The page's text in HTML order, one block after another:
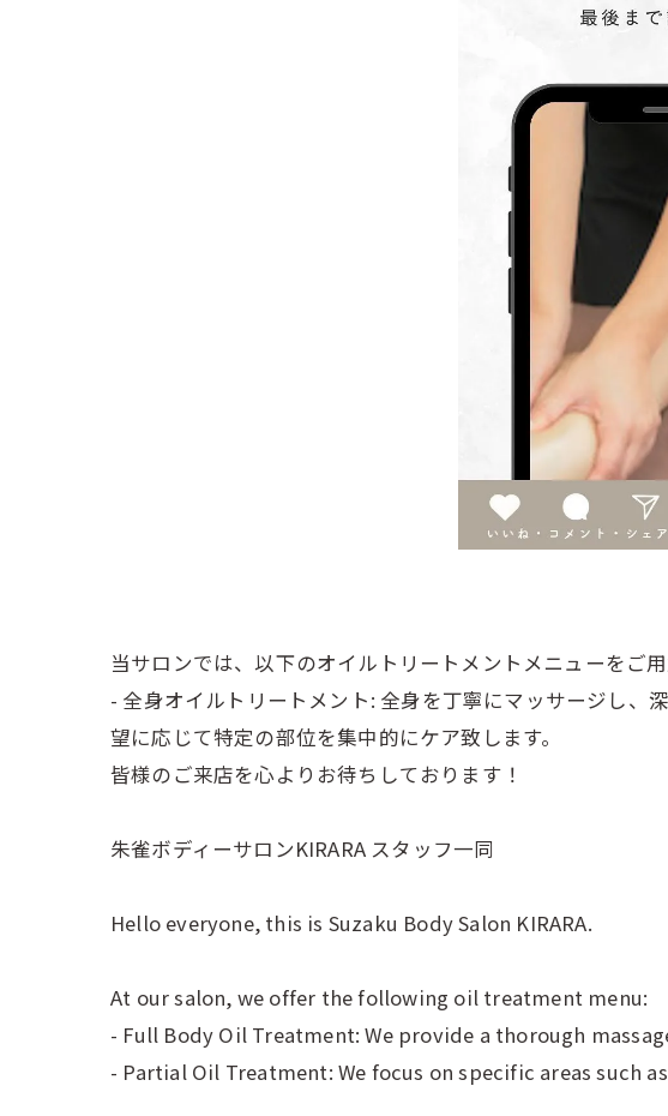
当サロンでは、以下のオイルトリートメントメニューをご用
- 全身オイルトリートメント: 全身を丁寧にマッサージし、
望に応じて特定の部位を集中的にケア致します。
皆様のご来店を心よりお待ちしております！
朱雀ボディーサロンKIRARA スタッフ一同
Hello everyone, this is Suzaku Body Salon KIRARA.
At our salon, we offer the following oil treatment menu:
- Full Body Oil Treatment: We provide a thorough
- Partial Oil Treatment: We focus on specific areas such